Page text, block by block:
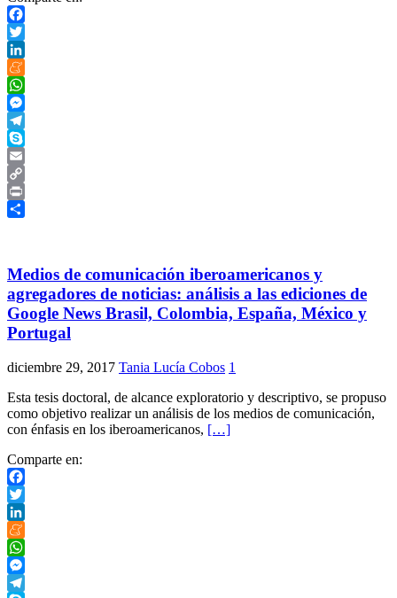
Facebook
Twitter
LinkedIn
Meneame
WhatsApp
Messenger
Telegram
Skype
Email
Copy
Link
Print
Medios de comunicación iberoamericanos y
agregadores de noticias: análisis a las ediciones de
Google News Brasil, Colombia, España, México y
Portugal
diciembre 29, 2017 Tania Lucía Cobos 1
Esta tesis doctoral, de alcance exploratorio y descriptivo, se propuso
como objetivo realizar un análisis de los medios de comunicación,
con énfasis en los iberoamericanos, […]
Comparte en:
Facebook
Twitter
LinkedIn
Meneame
WhatsApp
Messenger